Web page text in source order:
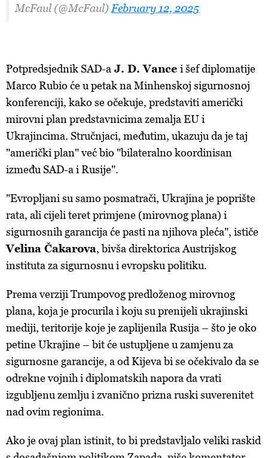
McFaul (@McFaul) February 12, 2025
Potpredsjednik SAD-a J. D. Vance i šef diplomatije
Marco Rubio će u petak na Minhenskoj sigurnosnoj
konferenciji, kako se očekuje, predstaviti američki
mirovni plan predstavnicima zemalja EU i
Ukrajincima. Stručnjaci, međutim, ukazuju da je taj
"američki plan" već bio "bilateralno koordinisan
između SAD-a i Rusije".
"Evropljani su samo posmatrači, Ukrajina je poprište
rata, ali cijeli teret primjene (mirovnog plana) i
sigurnosnih garancija će pasti na njihova pleća", ističe
Velina Čakarova, bivša direktorica Austrijskog
instituta za sigurnosnu i evropsku politiku.
Prema verziji Trumpovog predloženog mirovnog
plana, koja je procurila i koju su prenijeli ukrajinski
mediji, teritorije koje je zaplijenila Rusija – što je oko
petine Ukrajine – bit će ustupljene u zamjenu za
sigurnosne garancije, a od Kijeva bi se očekivalo da se
odrekne vojnih i diplomatskih napora da vrati
izgubljenu zemlju i zvanično prizna ruski suverenitet
nad ovim regionima.
Ako je ovaj plan istinit, to bi predstavljalo veliki raskid